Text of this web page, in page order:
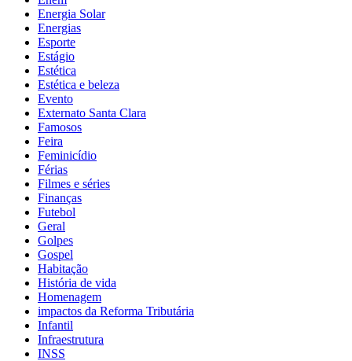
Energia Solar
Energias
Esporte
Estágio
Estética
Estética e beleza
Evento
Externato Santa Clara
Famosos
Feira
Feminicídio
Férias
Filmes e séries
Finanças
Futebol
Geral
Golpes
Gospel
Habitação
História de vida
Homenagem
impactos da Reforma Tributária
Infantil
Infraestrutura
INSS